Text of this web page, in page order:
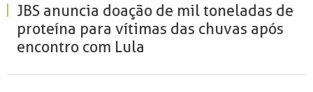
JBS anuncia doação de mil toneladas de
proteína para vítimas das chuvas após
encontro com Lula